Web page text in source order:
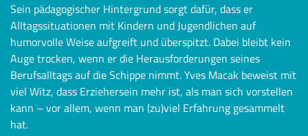
Sein pädagogischer Hintergrund sorgt dafür, dass er
Alltagssituationen mit Kindern und Jugendlichen auf
humorvolle Weise aufgreift und überspitzt. Dabei bleibt kein
Auge trocken, wenn er die Herausforderungen seines
Berufsalltags auf die Schippe nimmt. Yves Macak beweist mit
viel Witz, dass Erziehersein mehr ist, als man sich vorstellen
kann – vor allem, wenn man (zu)viel Erfahrung gesammelt
hat.